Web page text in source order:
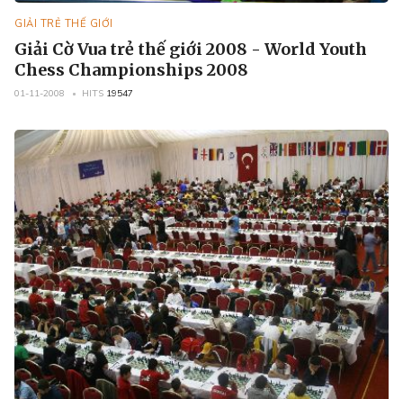
GIẢI TRẺ THẾ GIỚI
Giải Cờ Vua trẻ thế giới 2008 - World Youth
Chess Championships 2008
01-11-2008 HITS 19547